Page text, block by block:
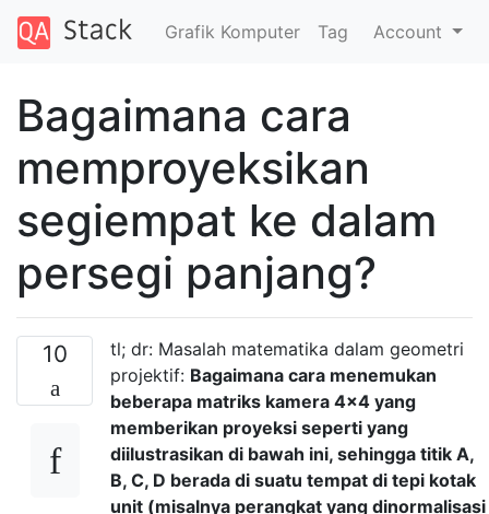
Grafik Komputer Tag Account
Bagaimana cara
memproyeksikan
segiempat ke dalam
persegi panjang?
10
tl; dr: Masalah matematika dalam geometri
projektif: Bagaimana cara menemukan
beberapa matriks kamera 4x4 yang
memberikan proyeksi seperti yang
diilustrasikan di bawah ini, sehingga titik A,
B, C, D berada di suatu tempat di tepi kotak
unit (misalnya perangkat yang dinormalisasi